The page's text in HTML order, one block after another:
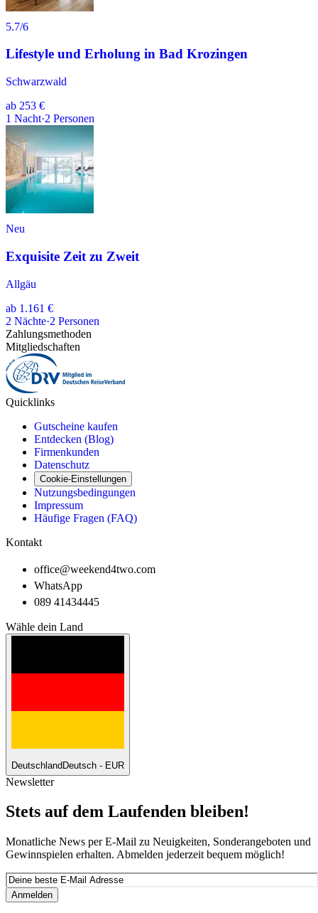
5.7/6
Lifestyle und Erholung in Bad Krozingen
Schwarzwald
ab 253 €
1 Nacht·2 Personen
Neu
Exquisite Zeit zu Zweit
Allgäu
ab 1.161 €
2 Nächte·2 Personen
Zahlungsmethoden
Mitgliedschaften
Quicklinks
Gutscheine kaufen
Entdecken (Blog)
Firmenkunden
Datenschutz
Cookie-Einstellungen
Nutzungsbedingungen
Impressum
Häufige Fragen (FAQ)
Kontakt
office@weekend4two.com
WhatsApp
089 41434445
Wähle dein Land
DeutschlandDeutsch - EUR
Newsletter
Stets auf dem Laufenden bleiben!
Monatliche News per E-Mail zu Neuigkeiten, Sonderangeboten und
Gewinnspielen erhalten. Abmelden jederzeit bequem möglich!
Anmelden